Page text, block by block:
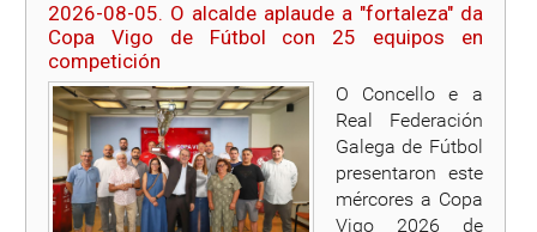
2026-08-05. O alcalde aplaude a "fortaleza" da
Copa Vigo de Fútbol con 25 equipos en
competición
O Concello e a
Real Federación
Galega de Fútbol
presentaron este
mércores a Copa
Vigo 2026 de